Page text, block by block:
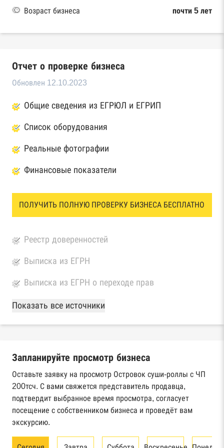
Возраст бизнеса почти 5 лет
Отчет о проверке бизнеса
Обновлен 12.10.2023
Общие сведения из ЕГРЮЛ и ЕГРИП
Список оборудования
Реальные фотографии
Финансовые показатели
ПОЛУЧИТЬ ПОЛНУЮ ПРОВЕРКУ БИЗНЕСА БЕСПЛАТНО
Реестр доверенностей
Выписка из ЕГРН
Выписка из ЕГРН о переходе прав
База Росстата
Реестры ЕГРЮЛ и ЕГРИП Федеральной
Реестр государственных контрактов
Федерального казначейства
Картотека арбитражных дел Высшего
арбитражного суда
банкротстве юридических лиц
Показать все источники
Запланируйте просмотр бизнеса
Оставьте заявку на просмотр Островок суши-роллы с ЧП
200тсч. С вами свяжется представитель продавца,
подтвердит выбранное время просмотра, согласует
посещение с собственником бизнеса и проведёт вам
экскурсию.